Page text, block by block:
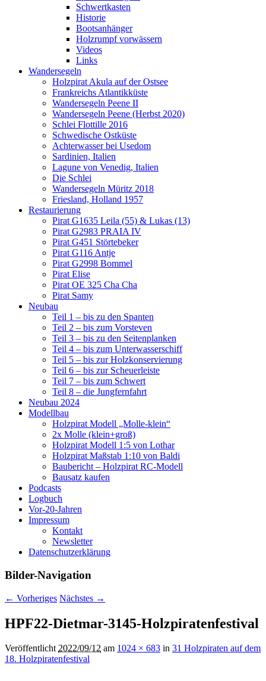
Schwertkasten
Historie
Bootsanhänger
Holzrumpf vorwässern
Videos
Links
Wandersegeln
Holzpirat Akula auf der Ostsee
Frankreichs Atlantikküste
Wandersegeln Peene II
Wandersegeln Peene (Herbst 2020)
Schlei Flottille 2016
Schwedische Ostküste
Achterwasser bei Usedom
Sardinien, Italien
Lagune von Venedig, Italien
Die Schlei
Wandersegeln Müritz 2018
Friesland, Holland 1957
Restaurierung
Pirat G1635 Leila (55) & Lukas (13)
Pirat G2983 PRAIA IV
Pirat G451 Störtebeker
Pirat G116 Antje
Pirat G2998 Bommel
Pirat Elise
Pirat OE 325 Cha Cha
Pirat Samy
Neubau
Teil 1 – bis zu den Spanten
Teil 2 – bis zum Vorsteven
Teil 3 – bis zu den Seitenplanken
Teil 4 – bis zum Unterwasserschiff
Teil 5 – bis zur Holzkonservierung
Teil 6 – bis zur Scheuerleiste
Teil 7 – bis zum Schwert
Teil 8 – die Jungfernfahrt
Neubau 2024
Modellbau
Holzpirat Modell „Molle-klein“
2x Molle (klein+groß)
Holzpirat Modell 1:5 von Lothar
Holzpirat Maßstab 1:10 von Baldi
Baubericht – Holzpirat RC-Modell
Bausatz kaufen
Podcasts
Logbuch
Vor-20-Jahren
Impressum
Kontakt
Newsletter
Datenschutzerklärung
Bilder-Navigation
← Vorheriges Nächstes →
HPF22-Dietmar-3145-Holzpiratenfestival
Veröffentlicht2022/09/12 am 1024 × 683 in 31 Holzpiraten auf dem
18. Holzpiratenfestival